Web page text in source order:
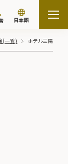
日本語
(一覧) ホテル三陽